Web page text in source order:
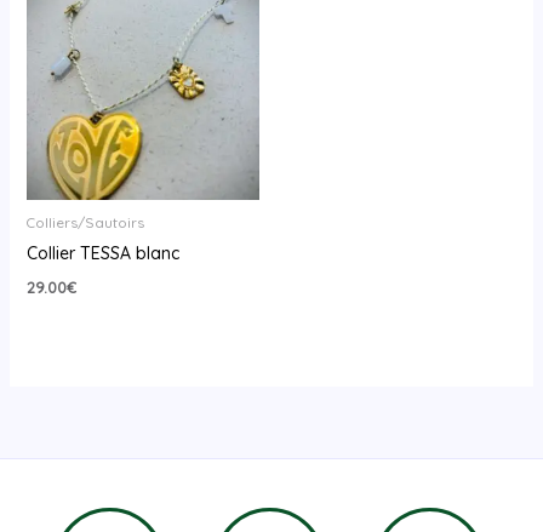
Colliers/Sautoirs
Collier TESSA blanc
29.00€